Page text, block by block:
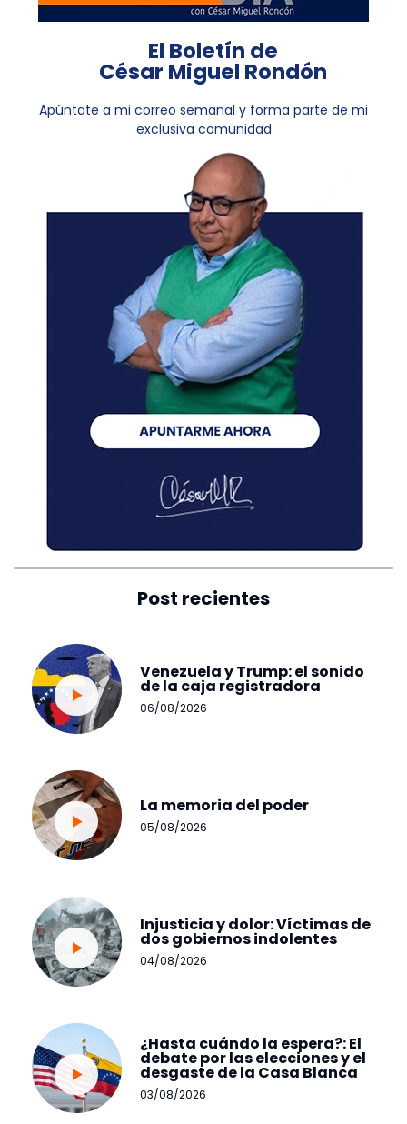
El Boletín de
César Miguel Rondón
Apúntate a mi correo semanal y forma parte de mi
exclusiva comunidad
Post recientes
Venezuela y Trump: el sonido
de la caja registradora
06/08/2026
La memoria del poder
05/08/2026
Injusticia y dolor: Víctimas de
dos gobiernos indolentes
04/08/2026
¿Hasta cuándo la espera?: El
debate por las elecciones y el
desgaste de la Casa Blanca
03/08/2026